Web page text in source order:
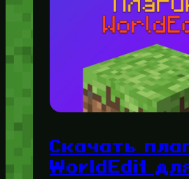
Скачать
WorldEdit